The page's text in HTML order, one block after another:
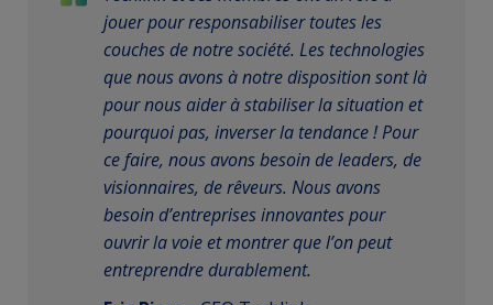
jouer pour responsabiliser toutes les
couches de notre société. Les technologies
que nous avons à notre disposition sont là
pour nous aider à stabiliser la situation et
pourquoi pas, inverser la tendance ! Pour
ce faire, nous avons besoin de leaders, de
visionnaires, de rêveurs. Nous avons
besoin d’entreprises innovantes pour
ouvrir la voie et montrer que l’on peut
entreprendre durablement.